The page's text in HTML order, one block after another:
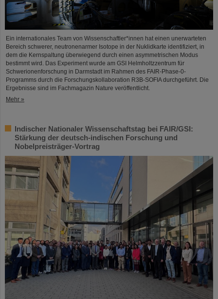
Ein internationales Team von Wissenschaftler*innen hat einen unerwarteten
Bereich schwerer, neutronenarmer Isotope in der Nuklidkarte identifiziert, in
dem die Kernspaltung überwiegend durch einen asymmetrischen Modus
bestimmt wird. Das Experiment wurde am GSI Helmholtzzentrum für
Schwerionenforschung in Darmstadt im Rahmen des FAIR-Phase-0-
Programms durch die Forschungskollaboration R3B-SOFIA durchgeführt. Die
Ergebnisse sind im Fachmagazin Nature veröffentlicht.
Mehr »
Indischer Nationaler Wissenschaftstag bei FAIR/GSI:
Stärkung der deutsch-indischen Forschung und
Nobelpreisträger-Vortrag